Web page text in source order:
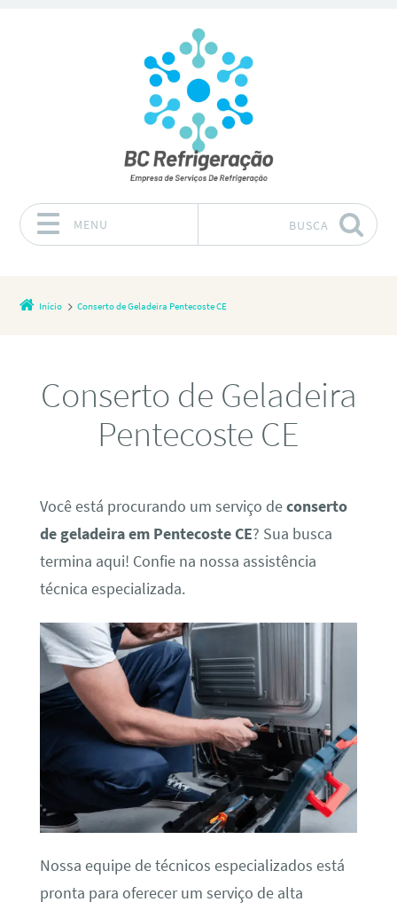
MENU BUSCA
Início Conserto de Geladeira Pentecoste CE
Conserto de Geladeira
Pentecoste CE
Você está procurando um serviço deconserto
de geladeira em Pentecoste CE? Sua busca
termina aqui! Confie na nossa assistência
técnica especializada.
Nossa equipe de técnicos especializados está
pronta para oferecer um serviço de alta